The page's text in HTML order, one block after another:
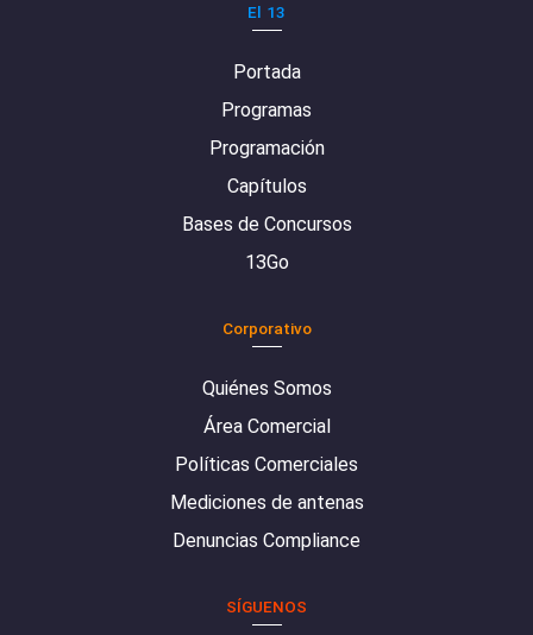
El 13
Portada
Programas
Programación
Capítulos
Bases de Concursos
13Go
Corporativo
Quiénes Somos
Área Comercial
Políticas Comerciales
Mediciones de antenas
Denuncias Compliance
SÍGUENOS